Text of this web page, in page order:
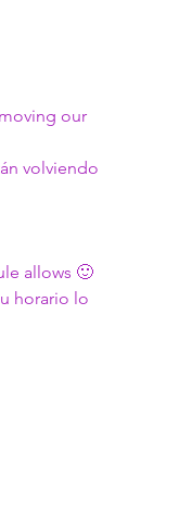
our
volviendo
allows 🙂
horario lo